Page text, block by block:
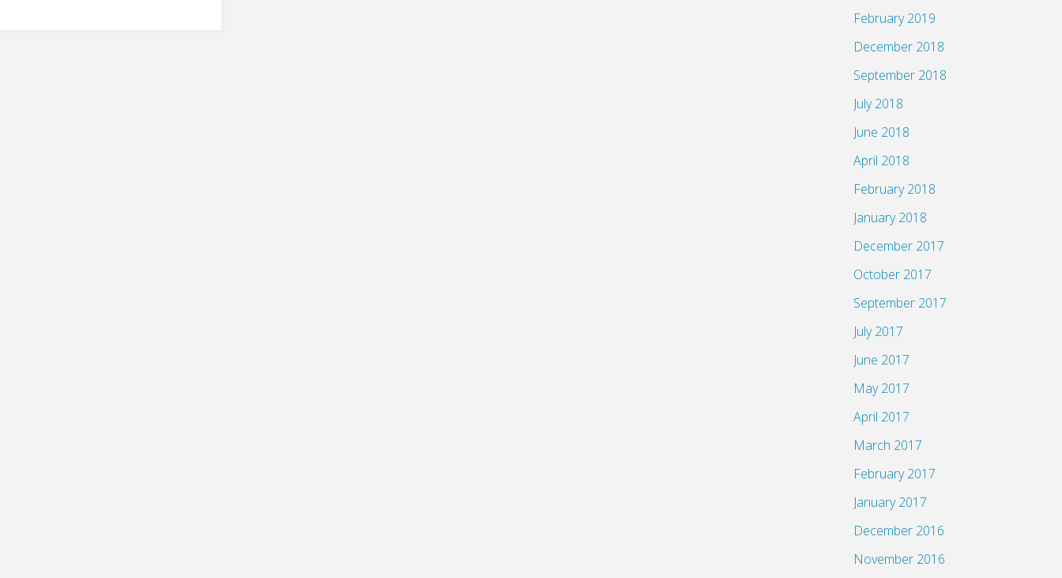
February 2019
December 2018
September 2018
July 2018
June 2018
April 2018
February 2018
January 2018
December 2017
October 2017
September 2017
July 2017
June 2017
May 2017
April 2017
March 2017
February 2017
January 2017
December 2016
November 2016